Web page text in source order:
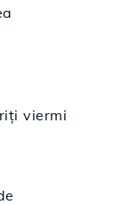
viermi